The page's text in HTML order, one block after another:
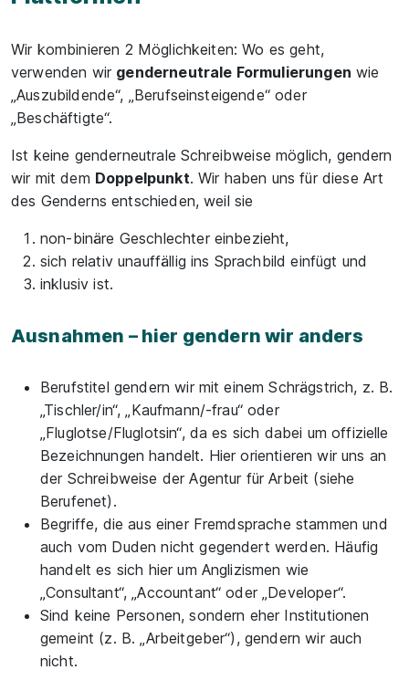
Wir kombinieren 2 Möglichkeiten: Wo es geht,
verwenden wir genderneutrale Formulierungen wie
„Auszubildende“, „Berufseinsteigende“ oder
„Beschäftigte“.
Ist keine genderneutrale Schreibweise möglich, gendern
wir mit dem Doppelpunkt. Wir haben uns für diese Art
des Genderns entschieden, weil sie
non-binäre Geschlechter einbezieht,
sich relativ unauffällig ins Sprachbild einfügt und
inklusiv ist.
Ausnahmen – hier gendern wir anders
Berufstitel gendern wir mit einem Schrägstrich, z. B.
„Tischler/in“, „Kaufmann/-frau“ oder
„Fluglotse/Fluglotsin“, da es sich dabei um offizielle
Bezeichnungen handelt. Hier orientieren wir uns an
der Schreibweise der Agentur für Arbeit (siehe
Berufenet).
Begriffe, die aus einer Fremdsprache stammen und
auch vom Duden nicht gegendert werden. Häufig
handelt es sich hier um Anglizismen wie
„Consultant“, „Accountant“ oder „Developer“.
Sind keine Personen, sondern eher Institutionen
gemeint (z. B. „Arbeitgeber“), gendern wir auch
nicht.